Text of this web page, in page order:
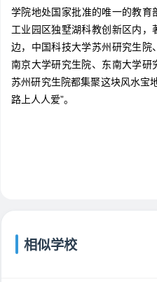
学院地处国家批准的唯一的教
工业园区独墅湖科教创新区内
边，中国科技大学苏州研究生院
南京大学研究生院、东南大学
苏州研究生院都集聚这块风水宝
路上人人爱”。
相似学校